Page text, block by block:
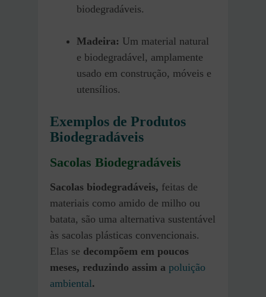
biodegradáveis.
Madeira: Um material natural
e biodegradável, amplamente
usado em construção, móveis e
utensílios.
Exemplos de Produtos
Biodegradáveis
Sacolas Biodegradáveis
Sacolas biodegradáveis, feitas de
materiais como amido de milho ou
batata, são uma alternativa sustentável
às sacolas plásticas convencionais.
Elas se decompõem em poucos
meses, reduzindo assim a poluição
ambiental.